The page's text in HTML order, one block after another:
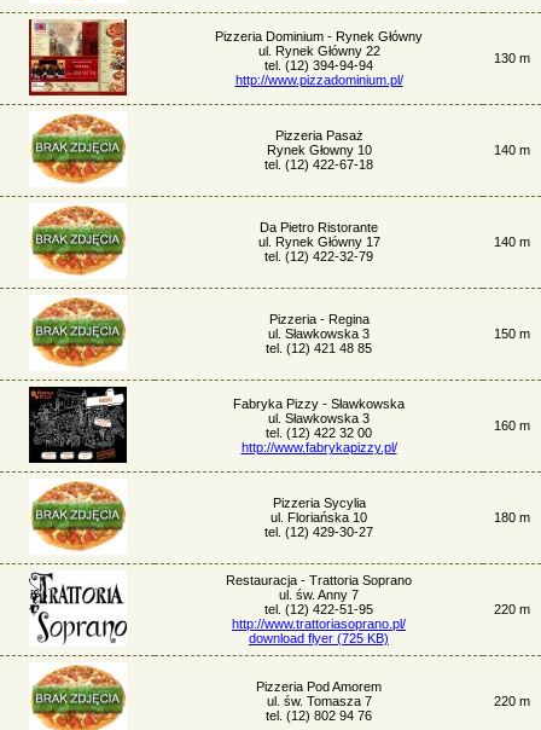
Pizzeria Dominium - Rynek Główny
ul. Rynek Główny 22
tel. (12) 394-94-94
http://www.pizzadominium.pl/
130 m
Pizzeria Pasaż
Rynek Głowny 10
tel. (12) 422-67-18
140 m
Da Pietro Ristorante
ul. Rynek Główny 17
tel. (12) 422-32-79
140 m
Pizzeria - Regina
ul. Sławkowska 3
tel. (12) 421 48 85
150 m
Fabryka Pizzy - Sławkowska
ul. Sławkowska 3
tel. (12) 422 32 00
http://www.fabrykapizzy.pl/
160 m
Pizzeria Sycylia
ul. Floriańska 10
tel. (12) 429-30-27
180 m
Restauracja - Trattoria Soprano
ul. św. Anny 7
tel. (12) 422-51-95
http://www.trattoriasoprano.pl/
download flyer (725 KB)
220 m
Pizzeria Pod Amorem
ul. św. Tomasza 7
tel. (12) 802 94 76
220 m